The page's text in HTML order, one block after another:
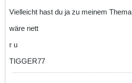
Vielleicht hast du ja zu meinem
wäre nett
r u
TIGGER77